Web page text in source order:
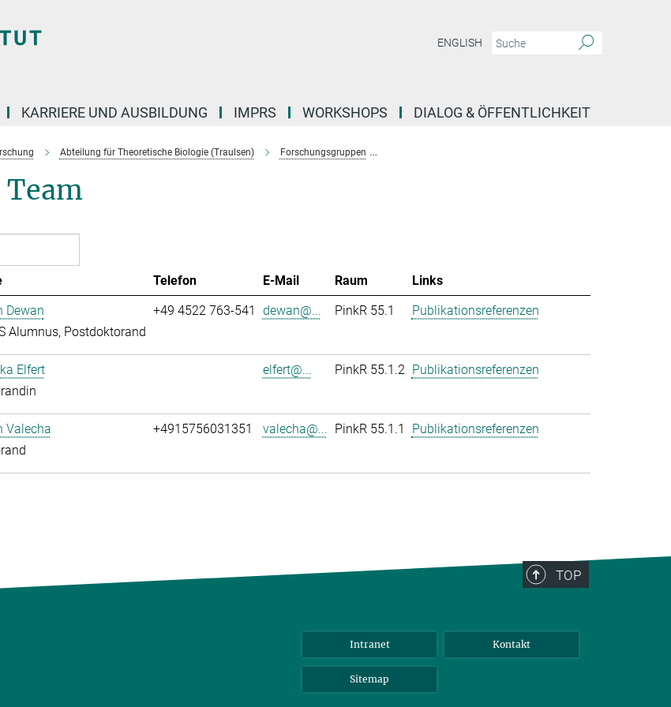
ENGLISH
KARRIERE UND AUSBILDUNG IMPRS WORKSHOPS DIALOG & ÖFFENTLICHKEIT
Abteilung für Theoretische Biologie (Traulsen) Forschungsgruppen
Telefon E-Mail Raum
Links
Dewan
Alumnus, Postdoktorand
+49 4522 763-541 dewan@... PinkR 55.1 Publikationsreferenzen
Elfert
elfert@... PinkR 55.1.2 Publikationsreferenzen
Valecha
+4915756031351 valecha@... PinkR 55.1.1 Publikationsreferenzen
TOP
Intranet Kontakt
Sitemap